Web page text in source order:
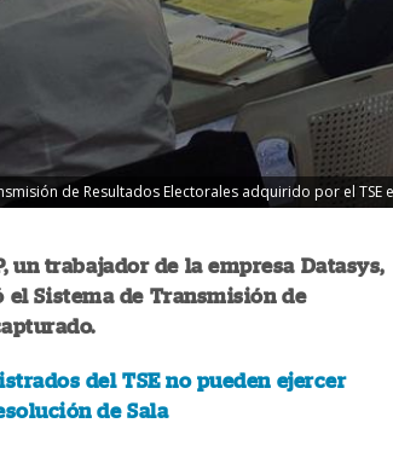
de Resultados Electorales adquirido por el TSE
un trabajador de la empresa Datasys,
Sistema de Transmisión de
del TSE no pueden ejercer
de Sala